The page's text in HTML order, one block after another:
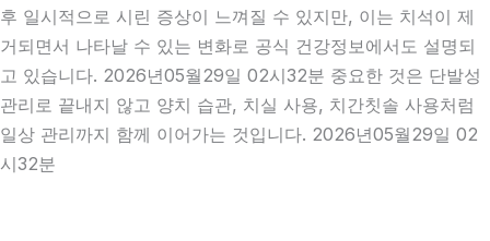
후 일시적으로 시린 증상이 느껴질 수 있지만, 이는 치석이 제
거되면서 나타날 수 있는 변화로 공식 건강정보에서도 설명되
고 있습니다. 2026년05월29일 02시32분 중요한 것은 단발성
관리로 끝내지 않고 양치 습관, 치실 사용, 치간칫솔 사용처럼
일상 관리까지 함께 이어가는 것입니다. 2026년05월29일 02
시32분